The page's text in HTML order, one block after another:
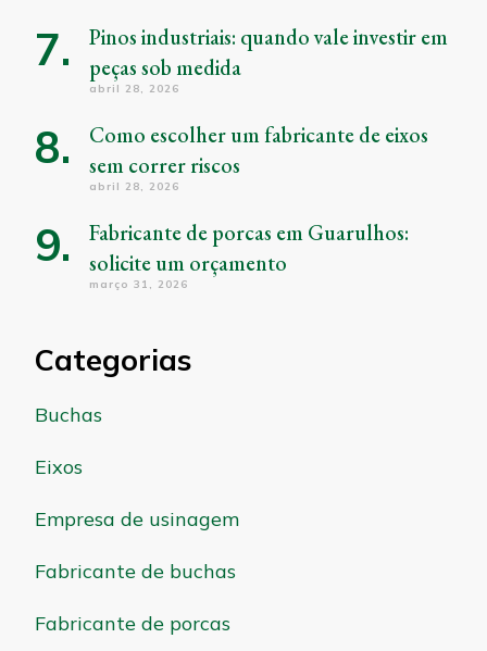
Pinos industriais: quando vale investir em
peças sob medida
abril 28, 2026
Como escolher um fabricante de eixos
sem correr riscos
abril 28, 2026
Fabricante de porcas em Guarulhos:
solicite um orçamento
março 31, 2026
Categorias
Buchas
Eixos
Empresa de usinagem
Fabricante de buchas
Fabricante de porcas